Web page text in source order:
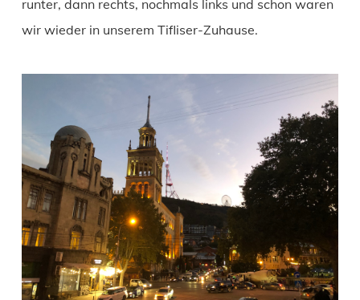
runter, dann rechts, nochmals links und schon waren
wir wieder in unserem Tifliser-Zuhause.